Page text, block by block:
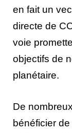
en fait un
directe de
voie
objectifs de
planétaire.
De
bénéficier